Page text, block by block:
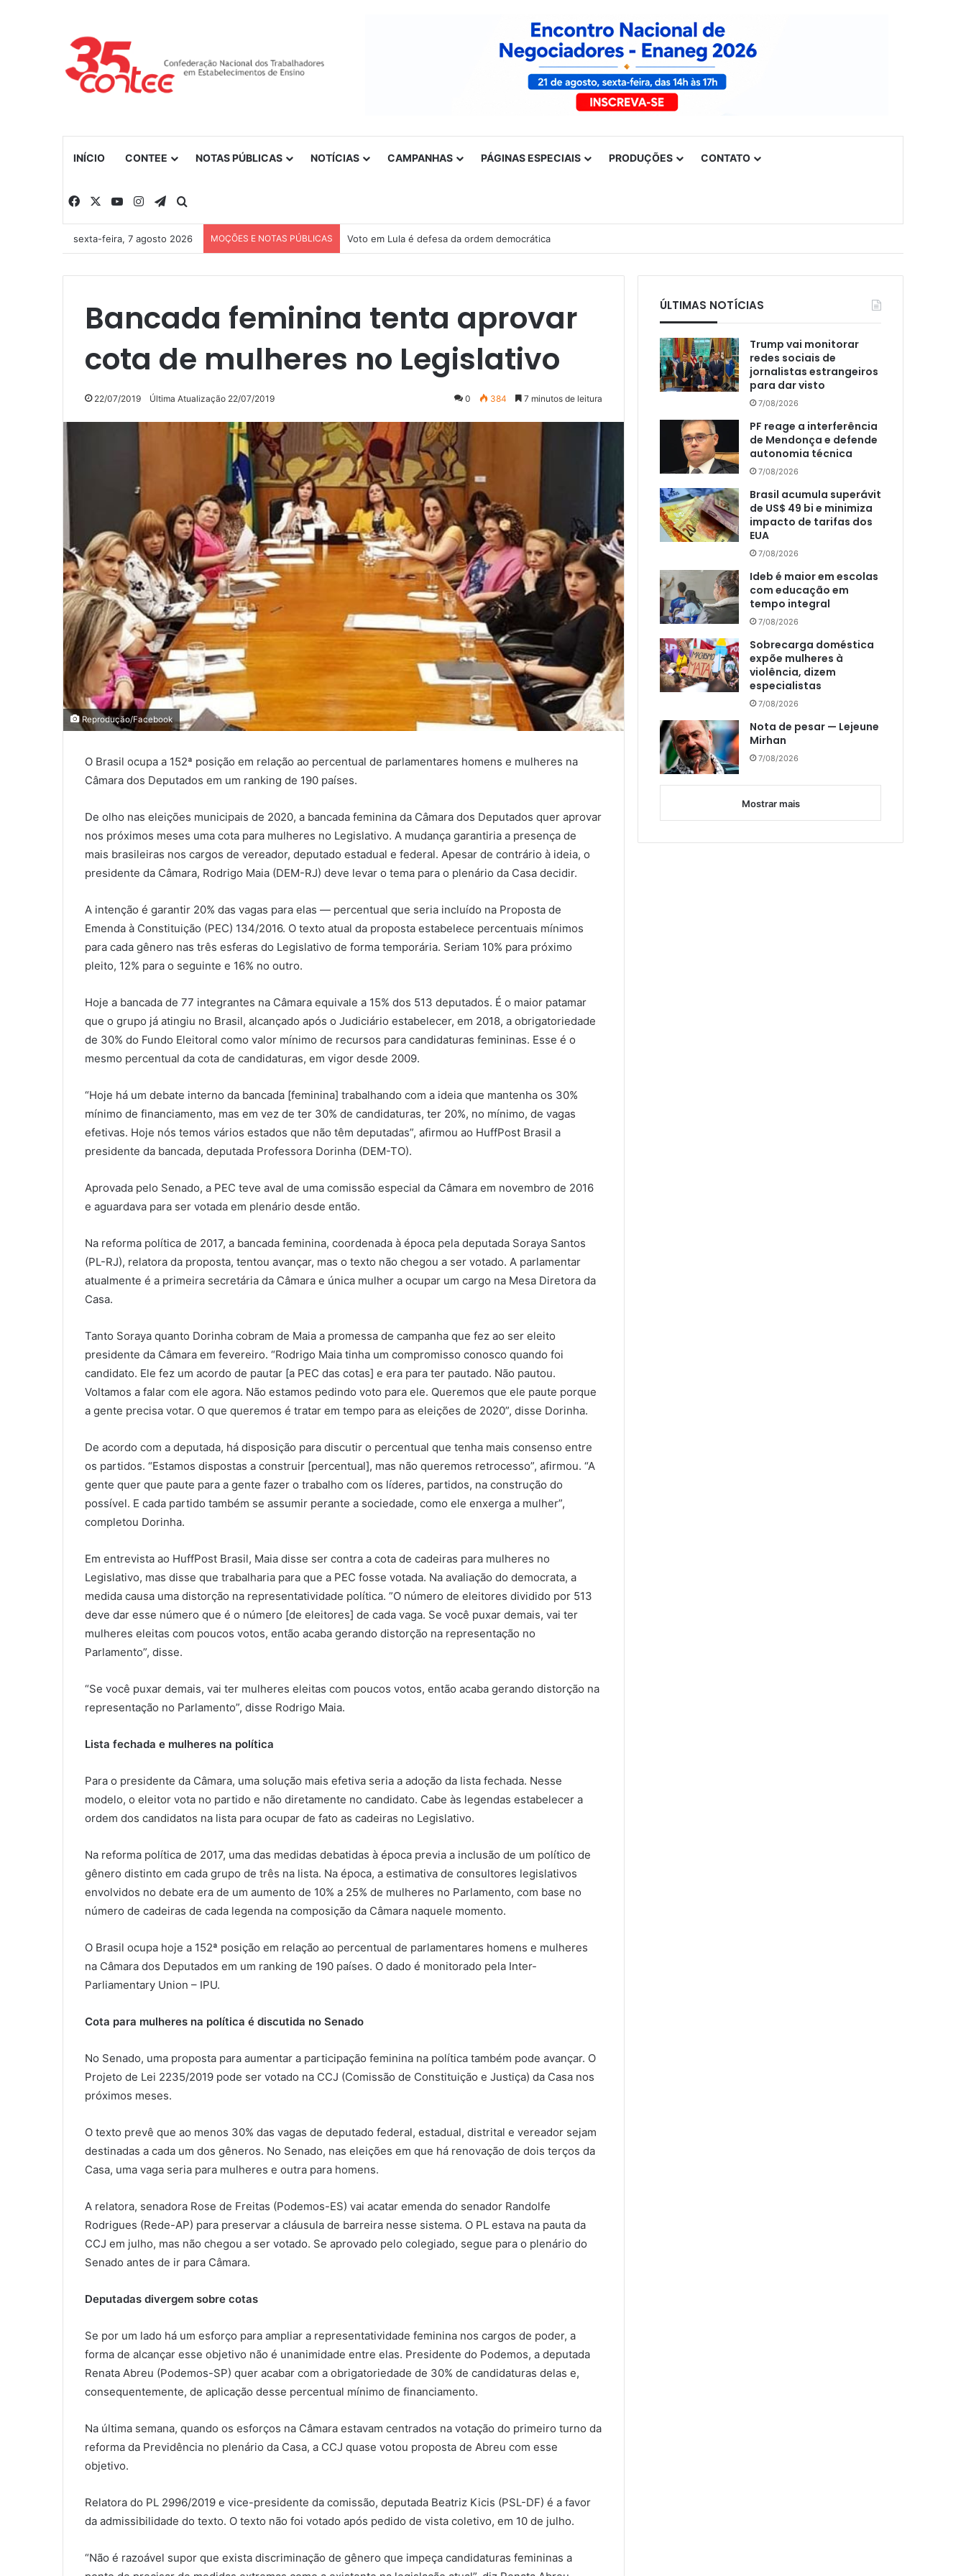
INÍCIO CONTEE NOTAS PÚBLICAS NOTÍCIAS CAMPANHAS PÁGINAS ESPECIAIS PRODUÇÕES CONTATO
Facebook YouTubeInstagramTelegram
sexta-feira, 7 agosto 2026 MOÇÕES E NOTAS PÚBLICAS Nota de solidariedade ao povo venezuelano
Bancada feminina tenta aprovar
cota de mulheres no Legislativo
22/07/2019 Última Atualização 22/07/2019 0 384 7 minutos de leitura
Reprodução/Facebook
O Brasil ocupa a 152ª posição em relação ao percentual de parlamentares homens e mulheres na
Câmara dos Deputados em um ranking de 190 países.
De olho nas eleições municipais de 2020, a bancada feminina da Câmara dos Deputados quer aprovar
nos próximos meses uma cota para mulheres no Legislativo. A mudança garantiria a presença de
mais brasileiras nos cargos de vereador, deputado estadual e federal. Apesar de contrário à ideia, o
presidente da Câmara, Rodrigo Maia (DEM-RJ) deve levar o tema para o plenário da Casa decidir.
A intenção é garantir 20% das vagas para elas — percentual que seria incluído na Proposta de
Emenda à Constituição (PEC) 134/2016. O texto atual da proposta estabelece percentuais mínimos
para cada gênero nas três esferas do Legislativo de forma temporária. Seriam 10% para próximo
pleito, 12% para o seguinte e 16% no outro.
Hoje a bancada de 77 integrantes na Câmara equivale a 15% dos 513 deputados. É o maior patamar
que o grupo já atingiu no Brasil, alcançado após o Judiciário estabelecer, em 2018, a obrigatoriedade
de 30% do Fundo Eleitoral como valor mínimo de recursos para candidaturas femininas. Esse é o
mesmo percentual da cota de candidaturas, em vigor desde 2009.
“Hoje há um debate interno da bancada [feminina] trabalhando com a ideia que mantenha os 30%
mínimo de financiamento, mas em vez de ter 30% de candidaturas, ter 20%, no mínimo, de vagas
efetivas. Hoje nós temos vários estados que não têm deputadas”, afirmou ao HuffPost Brasil a
presidente da bancada, deputada Professora Dorinha (DEM-TO).
Aprovada pelo Senado, a PEC teve aval de uma comissão especial da Câmara em novembro de 2016
e aguardava para ser votada em plenário desde então.
Na reforma política de 2017, a bancada feminina, coordenada à época pela deputada Soraya Santos
(PL-RJ), relatora da proposta, tentou avançar, mas o texto não chegou a ser votado. A parlamentar
atualmente é a primeira secretária da Câmara e única mulher a ocupar um cargo na Mesa Diretora da
Casa.
Tanto Soraya quanto Dorinha cobram de Maia a promessa de campanha que fez ao ser eleito
presidente da Câmara em fevereiro. “Rodrigo Maia tinha um compromisso conosco quando foi
candidato. Ele fez um acordo de pautar [a PEC das cotas] e era para ter pautado. Não pautou.
Voltamos a falar com ele agora. Não estamos pedindo voto para ele. Queremos que ele paute porque
a gente precisa votar. O que queremos é tratar em tempo para as eleições de 2020”, disse Dorinha.
De acordo com a deputada, há disposição para discutir o percentual que tenha mais consenso entre
os partidos. “Estamos dispostas a construir [percentual], mas não queremos retrocesso”, afirmou. “A
gente quer que paute para a gente fazer o trabalho com os líderes, partidos, na construção do
possível. E cada partido também se assumir perante a sociedade, como ele enxerga a mulher”,
completou Dorinha.
Em entrevista ao HuffPost Brasil, Maia disse ser contra a cota de cadeiras para mulheres no
Legislativo, mas disse que trabalharia para que a PEC fosse votada. Na avaliação do democrata, a
medida causa uma distorção na representatividade política. ”O número de eleitores dividido por 513
deve dar esse número que é o número [de eleitores] de cada vaga. Se você puxar demais, vai ter
mulheres eleitas com poucos votos, então acaba gerando distorção na representação no
Parlamento”, disse.
“Se você puxar demais, vai ter mulheres eleitas com poucos votos, então acaba gerando distorção na
representação no Parlamento”, disse Rodrigo Maia.
Lista fechada e mulheres na política
Para o presidente da Câmara, uma solução mais efetiva seria a adoção da lista fechada. Nesse
modelo, o eleitor vota no partido e não diretamente no candidato. Cabe às legendas estabelecer a
ordem dos candidatos na lista para ocupar de fato as cadeiras no Legislativo.
Na reforma política de 2017, uma das medidas debatidas à época previa a inclusão de um político de
gênero distinto em cada grupo de três na lista. Na época, a estimativa de consultores legislativos
envolvidos no debate era de um aumento de 10% a 25% de mulheres no Parlamento, com base no
número de cadeiras de cada legenda na composição da Câmara naquele momento.
O Brasil ocupa hoje a 152ª posição em relação ao percentual de parlamentares homens e mulheres
na Câmara dos Deputados em um ranking de 190 países. O dado é monitorado pela Inter-
Parliamentary Union – IPU.
Cota para mulheres na política é discutida no Senado
No Senado, uma proposta para aumentar a participação feminina na política também pode avançar. O
Projeto de Lei 2235/2019 pode ser votado na CCJ (Comissão de Constituição e Justiça) da Casa nos
próximos meses.
O texto prevê que ao menos 30% das vagas de deputado federal, estadual, distrital e vereador sejam
destinadas a cada um dos gêneros. No Senado, nas eleições em que há renovação de dois terços da
Casa, uma vaga seria para mulheres e outra para homens.
A relatora, senadora Rose de Freitas (Podemos-ES) vai acatar emenda do senador Randolfe
Rodrigues (Rede-AP) para preservar a cláusula de barreira nesse sistema. O PL estava na pauta da
CCJ em julho, mas não chegou a ser votado. Se aprovado pelo colegiado, segue para o plenário do
Senado antes de ir para Câmara.
Deputadas divergem sobre cotas
Se por um lado há um esforço para ampliar a representatividade feminina nos cargos de poder, a
forma de alcançar esse objetivo não é unanimidade entre elas. Presidente do Podemos, a deputada
Renata Abreu (Podemos-SP) quer acabar com a obrigatoriedade de 30% de candidaturas delas e,
consequentemente, de aplicação desse percentual mínimo de financiamento.
Na última semana, quando os esforços na Câmara estavam centrados na votação do primeiro turno da
reforma da Previdência no plenário da Casa, a CCJ quase votou proposta de Abreu com esse
objetivo.
Relatora do PL 2996/2019 e vice-presidente da comissão, deputada Beatriz Kicis (PSL-DF) é a favor
da admissibilidade do texto. O texto não foi votado após pedido de vista coletivo, em 10 de julho.
“Não é razoável supor que exista discriminação de gênero que impeça candidaturas femininas a
ÚLTIMAS NOTÍCIAS
Trump vai monitorar
redes sociais de
jornalistas estrangeiros
para dar visto
7/08/2026
PF reage a interferência
de Mendonça e defende
autonomia técnica
7/08/2026
Brasil acumula superávit
de US$ 49 bi e minimiza
impacto de tarifas dos
EUA
7/08/2026
Ideb é maior em escolas
com educação em
tempo integral
7/08/2026
Sobrecarga doméstica
expõe mulheres à
violência, dizem
especialistas
7/08/2026
Nota de pesar — Lejeune
Mirhan
7/08/2026
Mostrar mais